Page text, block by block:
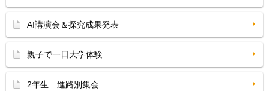
AI講演会＆探究成果発表
親子で一日大学体験
2年生 進路別集会